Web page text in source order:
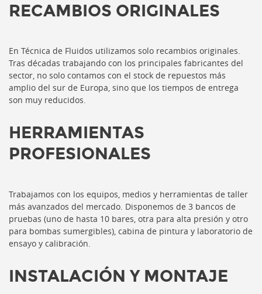
RECAMBIOS ORIGINALES
En Técnica de Fluidos utilizamos solo recambios originales.
Tras décadas trabajando con los principales fabricantes del
sector, no solo contamos con el stock de repuestos más
amplio del sur de Europa, sino que los tiempos de entrega
son muy reducidos.
HERRAMIENTAS
PROFESIONALES
Trabajamos con los equipos, medios y herramientas de taller
más avanzados del mercado. Disponemos de 3 bancos de
pruebas (uno de hasta 10 bares, otra para alta presión y otro
para bombas sumergibles), cabina de pintura y laboratorio de
ensayo y calibración.
INSTALACIÓN Y MONTAJE